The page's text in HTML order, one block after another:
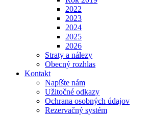
2022
2023
2024
2025
2026
Straty a nálezy
Obecný rozhlas
Kontakt
Napíšte nám
Užitočné odkazy
Ochrana osobných údajov
Rezervačný systém